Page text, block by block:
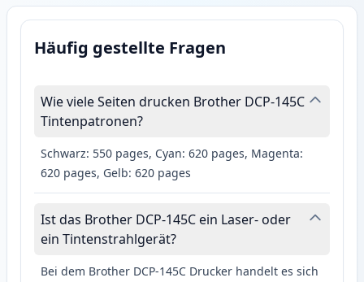
Häufig gestellte Fragen
Wie viele Seiten drucken Brother DCP-145C
Tintenpatronen?
Schwarz: 550 pages, Cyan: 620 pages, Magenta:
620 pages, Gelb: 620 pages
Ist das Brother DCP-145C ein Laser- oder
ein Tintenstrahlgerät?
Bei dem Brother DCP-145C Drucker handelt es sich